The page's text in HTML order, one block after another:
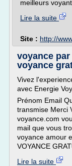
meilleurs
Lire la suite
Site : http://
voyance
voyance
Vivez
avec Energie
Prénom Email
transmise Merci
voyance.com
mail que vous
voyance amour
VOYANCE
Lire la suite